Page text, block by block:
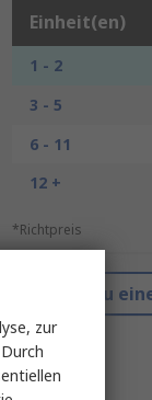
Einheit(en)
1 - 2
3 - 5
6 - 11
12 +
*Richtpreis
Zu
zur